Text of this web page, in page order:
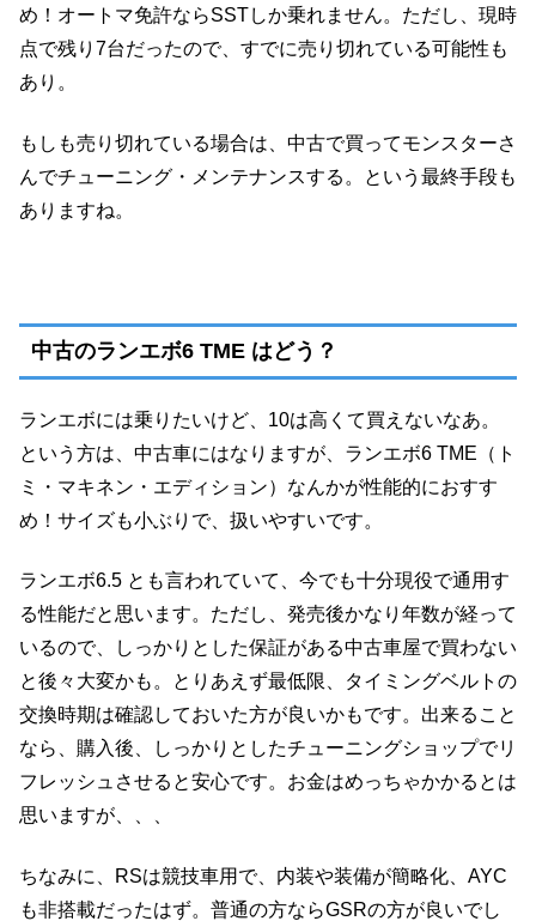
め！オートマ免許ならSSTしか乗れません。ただし、現時
点で残り7台だったので、すでに売り切れている可能性も
あり。
もしも売り切れている場合は、中古で買ってモンスターさ
んでチューニング・メンテナンスする。という最終手段も
ありますね。
中古のランエボ6 TME はどう？
ランエボには乗りたいけど、10は高くて買えないなあ。
という方は、中古車にはなりますが、ランエボ6 TME（ト
ミ・マキネン・エディション）なんかが性能的におすす
め！サイズも小ぶりで、扱いやすいです。
ランエボ6.5 とも言われていて、今でも十分現役で通用す
る性能だと思います。ただし、発売後かなり年数が経って
いるので、しっかりとした保証がある中古車屋で買わない
と後々大変かも。とりあえず最低限、タイミングベルトの
交換時期は確認しておいた方が良いかもです。出来ること
なら、購入後、しっかりとしたチューニングショップでリ
フレッシュさせると安心です。お金はめっちゃかかるとは
思いますが、、、
ちなみに、RSは競技車用で、内装や装備が簡略化、AYC
も非搭載だったはず。普通の方ならGSRの方が良いでし